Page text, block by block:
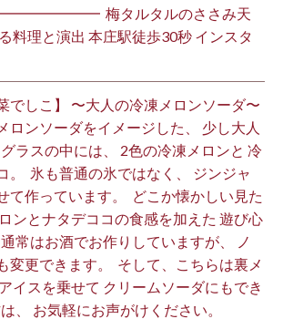
梅タルタルのささみ天
料理と演出 本庄駅徒歩30秒 インスタ
でしこ】 〜大人の冷凍メロンソーダ〜
ロンソーダをイメージした、 少し大人
ラスの中には、 2色の冷凍メロンと 冷
。 ⁡ 氷も普通の氷ではなく、 ジンジャ
て作っています。 ⁡ どこか懐かしい見た
ンとナタデココの食感を加えた 遊び心
常はお酒でお作りしていますが、 ノ
変更できます。 ⁡ そして、こちらは裏メ
イスを乗せて クリームソーダにもでき
、 お気軽にお声がけください。